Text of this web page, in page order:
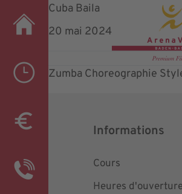
Cuba Baila
20 mai 2024
Zumba Choreographie
Informations
Cours
Heures